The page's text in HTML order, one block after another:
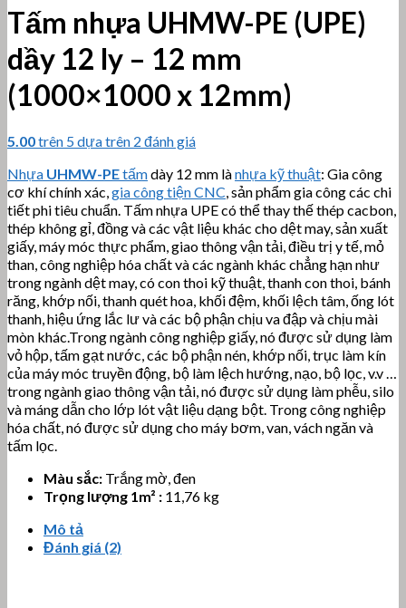
Tấm nhựa UHMW-PE (UPE)
dầy 12 ly – 12 mm
(1000×1000 x 12mm)
5.00trên 5 dựa trên 2 đánh giá
Nhựa UHMW-PEtấmdày 12 mm lànhựa kỹ thuật: Gia công
cơ khí chính xác,gia công tiện CNC, sản phẩm gia công các chi
tiết phi tiêu chuẩn. Tấm nhựa UPE có thể thay thế thép cacbon,
thép không gỉ, đồng và các vật liệu khác cho dệt may, sản xuất
giấy, máy móc thực phẩm, giao thông vận tải, điều trị y tế, mỏ
than, công nghiệp hóa chất và các ngành khác chẳng hạn như
trong ngành dệt may, có con thoi kỹ thuật, thanh con thoi, bánh
răng, khớp nối, thanh quét hoa, khối đệm, khối lệch tâm, ống lót
thanh, hiệu ứng lắc lư và các bộ phận chịu va đập và chịu mài
mòn khác.Trong ngành công nghiệp giấy, nó được sử dụng làm
vỏ hộp, tấm gạt nước, các bộ phận nén, khớp nối, trục làm kín
của máy móc truyền động, bộ làm lệch hướng, nạo, bộ lọc, v.v …
trong ngành giao thông vận tải, nó được sử dụng làm phễu, silo
và máng dẫn cho lớp lót vật liệu dạng bột. Trong công nghiệp
hóa chất, nó được sử dụng cho máy bơm, van, vách ngăn và
tấm lọc.
Màu sắc: Trắng mờ, đen
Trọng lượng 1m² : 11,76 kg
Mô tả
Đánh giá (2)